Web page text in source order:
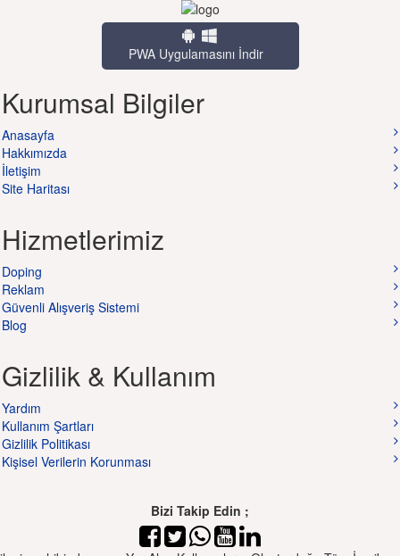
PWA Uygulamasını İndir
Kurumsal Bilgiler
Anasayfa
Hakkımızda
İletişim
Site Haritası
Hizmetlerimiz
Doping
Reklam
Güvenli Alışveriş Sistemi
Blog
Gizlilik & Kullanım
Yardım
Kullanım Şartları
Gizlilik Politikası
Kişisel Verilerin Korunması
Bizi Takip Edin ;